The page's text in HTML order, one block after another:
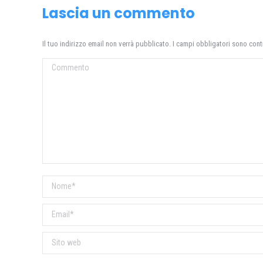
Lascia un commento
Il tuo indirizzo email non verrà pubblicato. I campi obbligatori sono
Commento
Nome *
Email *
Sito web